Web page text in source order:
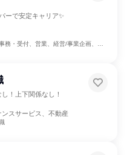
ーで安定キャリア✨
受付、営業、経営/事業企画、不動産専門職
！上下関係なし！
スサービス、不動産